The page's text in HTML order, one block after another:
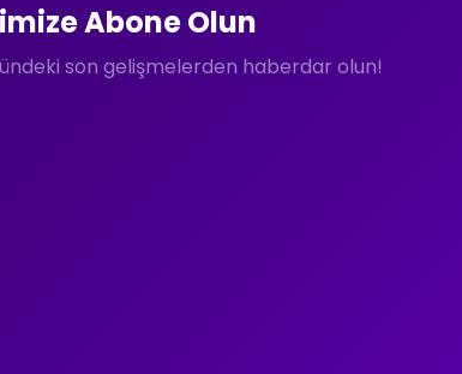
Abone Olun
son gelişmelerden haberdar olun!